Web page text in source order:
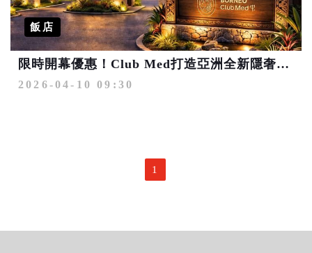
飯店
限時開幕優惠！Club Med打造亞洲全新隱奢海島據點 馬來西亞沙巴婆羅洲度假村開放預訂
2026-04-10 09:30
1